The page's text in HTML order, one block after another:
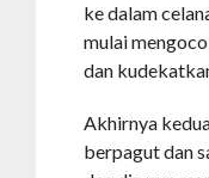
ke dalam
mulai
dan
Akhirnya
berpagut dan